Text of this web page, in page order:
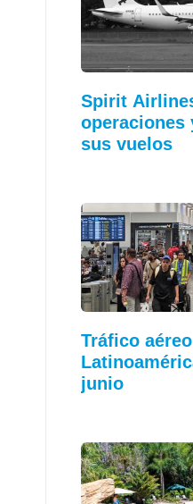
Spirit
operaciones
sus vuelos
Tráfico
junio